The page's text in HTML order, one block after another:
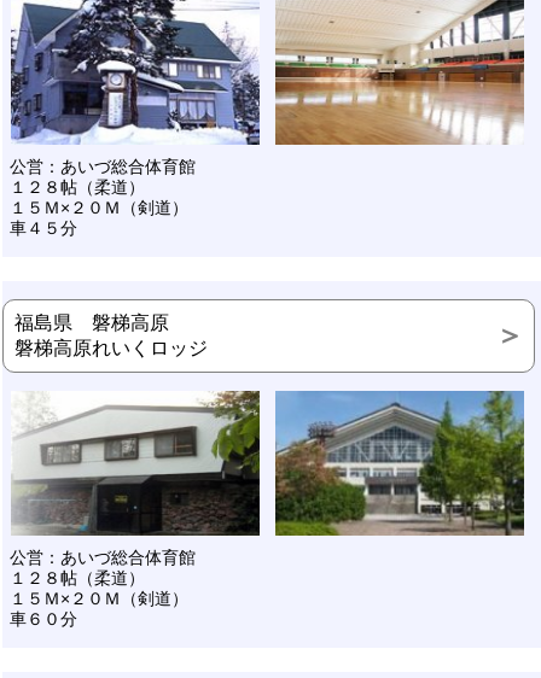
公営：あいづ総合体育館
１２８帖（柔道）
１５Ｍ×２０Ｍ（剣道）
車４５分
福島県 磐梯高原
磐梯高原れいくロッジ
公営：あいづ総合体育館
１２８帖（柔道）
１５Ｍ×２０Ｍ（剣道）
車６０分